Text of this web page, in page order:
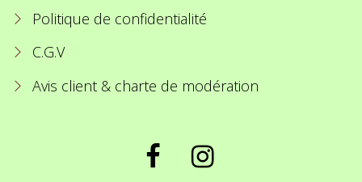
Politique de confidentialité
C.G.V
Avis client & charte de modération